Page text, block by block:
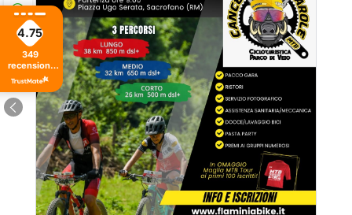
4.75
349
recensioni
di tutti i